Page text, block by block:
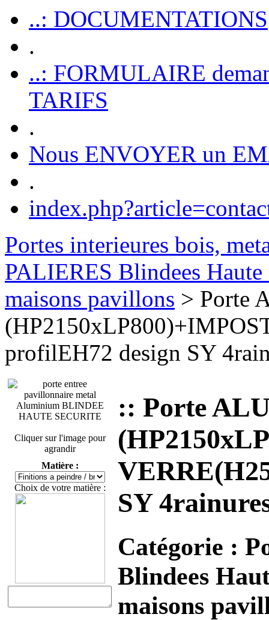
..: DOCUMENTATIONS
.
..: FORMULAIRE
TARIFS
.
Nous ENVOYER un
.
Portes interieures bois,
PALIERES Blindees
maisons pavillons > Porte
profilEH72 design SY
Cliquer sur l'image pour
agrandir
Matière :
Choix de votre matière :
:: Porte
SY
Catégorie :
Blindees
maisons